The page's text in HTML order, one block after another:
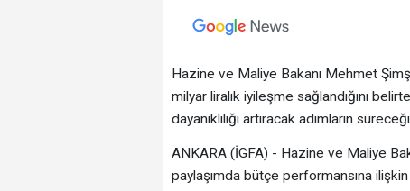
Hazine ve Maliye Bakanı Mehmet
milyar liralık iyileşme sağlandığını
dayanıklılığı artıracak adımların
ANKARA (İGFA) - Hazine ve Maliye
paylaşımda bütçe performansına